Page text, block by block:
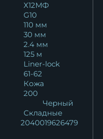
Х12МФ
G10
110 мм
30 мм
2.4 мм
125 м
Liner-lock
61-62
Кожа
200
Черный
Складные
2040019626479